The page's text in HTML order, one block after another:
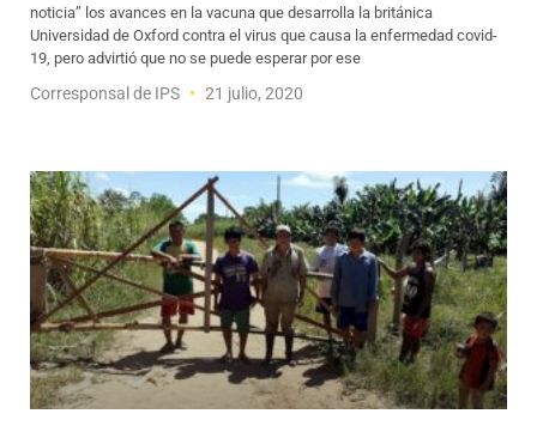
noticia” los avances en la vacuna que desarrolla la británica
Universidad de Oxford contra el virus que causa la enfermedad covid-
19, pero advirtió que no se puede esperar por ese
Corresponsal de IPS 21 julio, 2020